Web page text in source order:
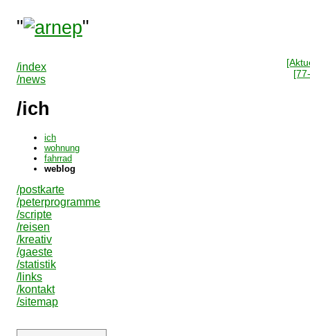
" "
/index
/news
/ich
ich
wohnung
fahrrad
weblog
/postkarte
/peterprogramme
/scripte
/reisen
/kreativ
/gaeste
/statistik
/links
/kontakt
/sitemap